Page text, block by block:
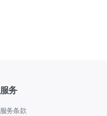
服务
服务条款